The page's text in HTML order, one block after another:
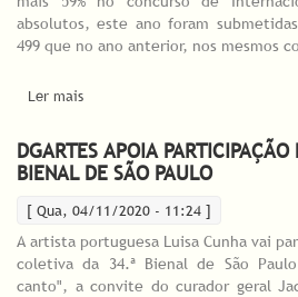
absolutos, este ano foram
499 que no ano anterior, nos mesmos
Ler mais
DGARTES APOIA
BIENAL DE SÃO PAULO
[ Qua, 04/11/2020 - 11:24 ]
A artista portuguesa Luisa Cunha vai
coletiva da 34.ª Bienal de São
canto", a convite do curador geral